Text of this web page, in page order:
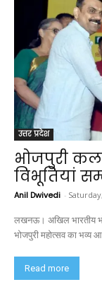
उत्तर प्रदेश
भोजपुरी
विभूतियां
Anil Dwivedi -
लखनऊ। अखिल भारतीय
भोजपुरी महोत्सव का भव्य
Read more